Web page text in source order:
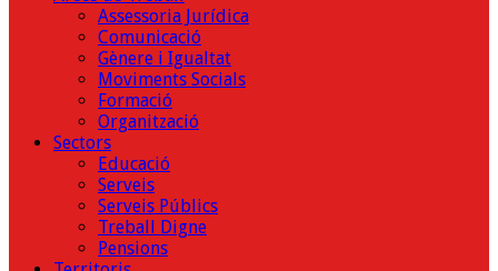
Assessoria Jurídica
Comunicació
Gènere i Igualtat
Moviments Socials
Formació
Organització
Sectors
Educació
Serveis
Serveis Públics
Treball Digne
Pensions